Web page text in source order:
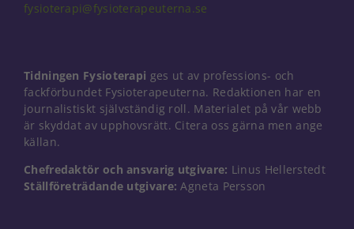
fysioterapi@fysioterapeuterna.se
Tidningen Fysioterapi ges ut av professions- och
fackförbundet Fysioterapeuterna. Redaktionen har en
journalistiskt självständig roll. Materialet på vår webb
är skyddat av upphovsrätt. Citera oss gärna men ange
källan.
Chefredaktör och ansvarig utgivare: Linus Hellerstedt
Ställföreträdande utgivare: Agneta Persson